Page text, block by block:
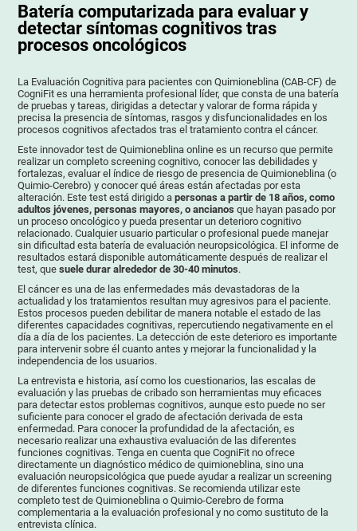
Batería computarizada para evaluar y
detectar síntomas cognitivos tras
procesos oncológicos
La Evaluación Cognitiva para pacientes con Quimioneblina (CAB-CF) de
CogniFit es una herramienta profesional líder, que consta de una batería
de pruebas y tareas, dirigidas a detectar y valorar de forma rápida y
precisa la presencia de síntomas, rasgos y disfuncionalidades en los
procesos cognitivos afectados tras el tratamiento contra el cáncer.
Este innovador test de Quimioneblina online es un recurso que permite
realizar un completo screening cognitivo, conocer las debilidades y
fortalezas, evaluar el índice de riesgo de presencia de Quimioneblina (o
Quimio-Cerebro) y conocer qué áreas están afectadas por esta
alteración. Este test está dirigido apersonas a partir de 18 años, como
adultos jóvenes, personas mayores, o ancianos que hayan pasado por
un proceso oncológico y pueda presentar un deterioro cognitivo
relacionado. Cualquier usuario particular o profesional puede manejar
sin dificultad esta batería de evaluación neuropsicológica. El informe de
resultados estará disponible automáticamente después de realizar el
test, quesuele durar alrededor de 30-40 minutos.
El cáncer es una de las enfermedades más devastadoras de la
actualidad y los tratamientos resultan muy agresivos para el paciente.
Estos procesos pueden debilitar de manera notable el estado de las
diferentes capacidades cognitivas, repercutiendo negativamente en el
día a día de los pacientes. La detección de este deterioro es importante
para intervenir sobre él cuanto antes y mejorar la funcionalidad y la
independencia de los usuarios.
La entrevista e historia, así como los cuestionarios, las escalas de
evaluación y las pruebas de cribado son herramientas muy eficaces
para detectar estos problemas cognitivos, aunque esto puede no ser
suficiente para conocer el grado de afectación derivada de esta
enfermedad. Para conocer la profundidad de la afectación, es
necesario realizar una exhaustiva evaluación de las diferentes
funciones cognitivas. Tenga en cuenta que CogniFit no ofrece
directamente un diagnóstico médico de quimioneblina, sino una
evaluación neuropsicológica que puede ayudar a realizar un screening
de diferentes funciones cognitivas. Se recomienda utilizar este
completo test de Quimioneblina o Quimio-Cerebro de forma
complementaria a la evaluación profesional y no como sustituto de la
entrevista clínica.